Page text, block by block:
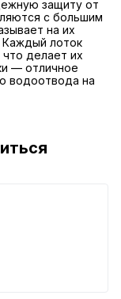
защиту от
с большим
на их
Каждый лоток
делает их
— отличное
водоотвода на